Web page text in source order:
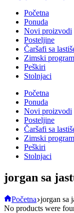
Početna
Ponuda
Novi proizvodi
Posteljine
Čaršafi sa
Zimski program
Peškiri
Stolnjaci
Početna
Ponuda
Novi proizvodi
Posteljine
Čaršafi sa
Zimski program
Peškiri
Stolnjaci
jorgan sa
Početna jorgan sa
No products were